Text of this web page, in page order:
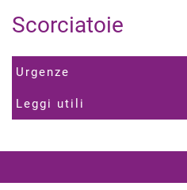
Scorciatoie
Urgenze
Leggi utili